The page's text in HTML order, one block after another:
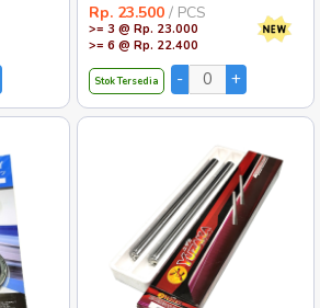
Rp. 23.500 / PCS
>= 3 @ Rp. 23.000
>= 6 @ Rp. 22.400
Stok Tersedia